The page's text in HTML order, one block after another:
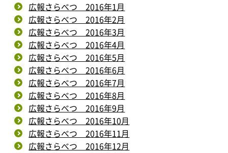
広報さらべつ 2016年1月
広報さらべつ 2016年2月
広報さらべつ 2016年3月
広報さらべつ 2016年4月
広報さらべつ 2016年5月
広報さらべつ 2016年6月
広報さらべつ 2016年7月
広報さらべつ 2016年8月
広報さらべつ 2016年9月
広報さらべつ 2016年10月
広報さらべつ 2016年11月
広報さらべつ 2016年12月